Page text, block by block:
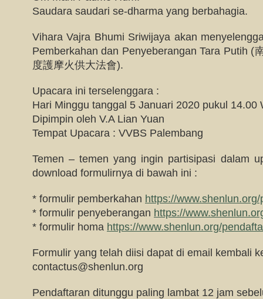
Saudara saudari se-dharma yang berbahagia.
Vihara Vajra Bhumi Sriwijaya akan
Pemberkahan dan Penyeberangan Tara Putih (
度護摩火供大法會).
Upacara ini terselenggara :
Hari Minggu tanggal 5 Januari 2020 pukul 14.00
Dipimpin oleh V.A Lian Yuan
Tempat Upacara : VVBS Palembang
Temen – temen yang ingin partisipasi dalam
download formulirnya di bawah ini :
* formulir pemberkahan https://
* formulir penyeberangan https://
* formulir homa https://www.shenlun.org/
Formulir yang telah diisi dapat di email kembali
contactus@shenlun.org
Pendaftaran ditunggu paling lambat 12 jam